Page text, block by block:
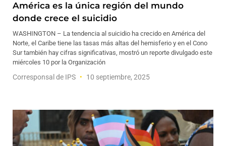
América es la única región del mundo
donde crece el suicidio
WASHINGTON – La tendencia al suicidio ha crecido en América del
Norte, el Caribe tiene las tasas más altas del hemisferio y en el Cono
Sur también hay cifras significativas, mostró un reporte divulgado este
miércoles 10 por la Organización
Corresponsal de IPS 10 septiembre, 2025